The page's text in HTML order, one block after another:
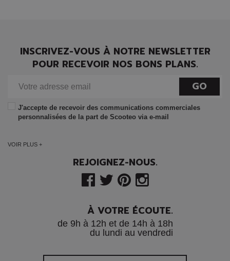
INSCRIVEZ-VOUS À NOTRE NEWSLETTER
POUR RECEVOIR NOS BONS PLANS.
GO
J'accepte de recevoir des communications commerciales
personnalisées de la part de Scooteo via e-mail
VOIR PLUS +
REJOIGNEZ-NOUS.
À VOTRE ÉCOUTE.
de 9h à 12h et de 14h à 18h
du lundi au vendredi